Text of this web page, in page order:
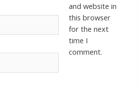
and website in
this browser
for the next
time I
comment.